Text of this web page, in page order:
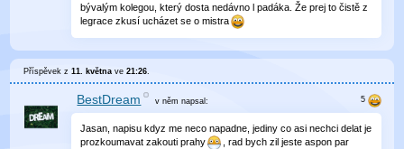
bývalým kolegou, který dosta nedávno l padáka. Že prej to čistě z
legrace zkusí ucházet se o mistra
Příspěvek z11. května ve21:26
BestDream v němnapsal:
Jasan, napisu kdyz me neco napadne, jediny co asi nechci delat je
prozkoumavat zakouti prahy
, rad bych zil jeste aspon par